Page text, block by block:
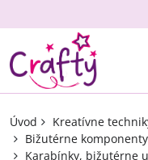
Úvod Kreatívne
Bižutérne komponenty
Karabínky, bižutérne